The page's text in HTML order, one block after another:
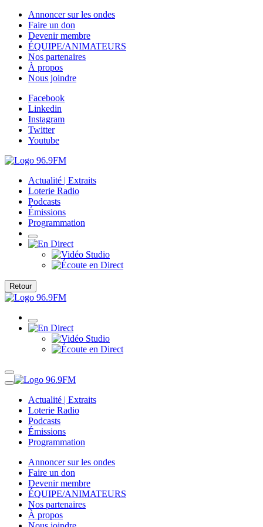
Annoncer sur les ondes
Faire un don
Devenir membre
ÉQUIPE/ANIMATEURS
Nos partenaires
À propos
Nous joindre
Facebook
Linkedin
Instagram
Twitter
Youtube
Actualité | Extraits
Loterie Radio
Podcasts
Émissions
Programmation
Retour
Actualité | Extraits
Loterie Radio
Podcasts
Émissions
Programmation
Annoncer sur les ondes
Faire un don
Devenir membre
ÉQUIPE/ANIMATEURS
Nos partenaires
À propos